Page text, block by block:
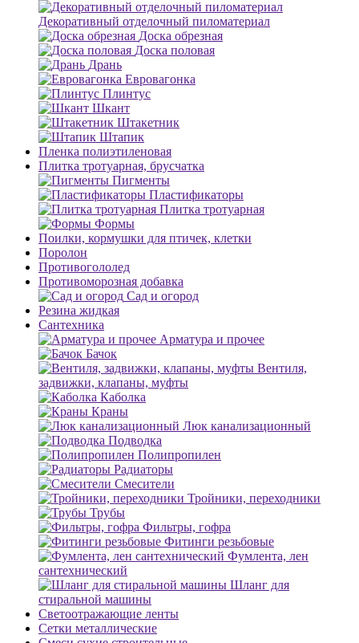
Декоративный отделочный пиломатериал
Доска обрезная
Доска половая
Дрань
Евровагонка
Плинтус
Шкант
Штакетник
Штапик
Пленка полиэтиленовая
Плитка тротуарная, брусчатка
Пигменты
Пластификаторы
Плитка тротуарная
Формы
Поилки, кормушки для птичек, клетки
Поролон
Противогололед
Противоморозная добавка
Сад и огород
Резина жидкая
Сантехника
Арматура и прочее
Бачок
Вентиля,
задвижки, клапаны, муфты
Каболка
Краны
Люк канализационный
Подводка
Полипропилен
Радиаторы
Смесители
Тройники, переходники
Трубы
Фильтры, гофра
Фитинги резьбовые
Фумлента, лен
сантехнический
Шланг для
стиральной машины
Светоотражающие ленты
Сетки металлические